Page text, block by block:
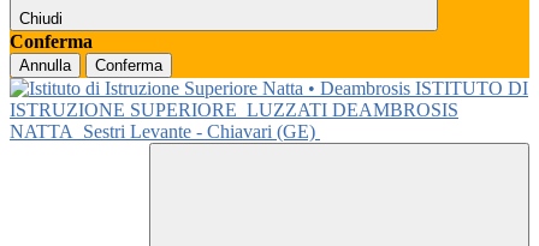
Chiudi
Conferma
Annulla Conferma
ISTITUTO DI
ISTRUZIONE SUPERIORE LUZZATI DEAMBROSIS
NATTA
Sestri Levante - Chiavari (GE)